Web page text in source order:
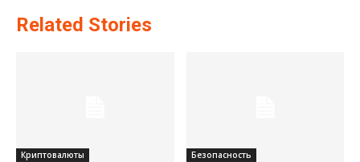
Related Stories
Криптовалюты Безопасность